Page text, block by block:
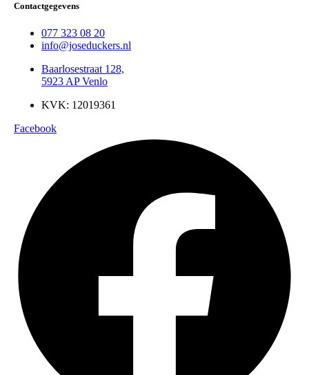
Contactgegevens
077 323 08 20
info@joseduckers.nl
Baarlosestraat 128,
5923 AP Venlo
KVK: 12019361
Facebook